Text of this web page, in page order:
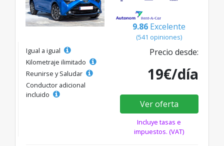
9.86 Excelente
(541 opiniones)
Igual a igual
Kilometraje ilimitado
Reunirse y Saludar
Conductor adicional
incluido
Precio desde:
19€/día
Ver oferta
Incluye tasas e
impuestos. (VAT)